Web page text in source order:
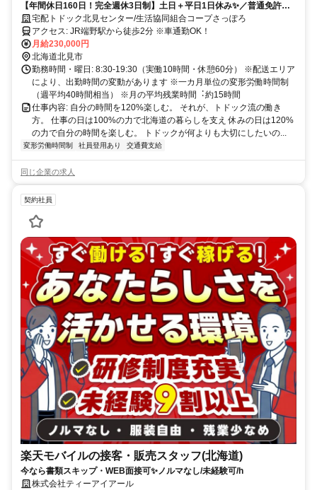
【年間休日160日！完全週休3日制】土日＋平日1日休み✨／普通免許
（AT）×未経験OK！／2年ごとの自動昇給＆手厚い7週間研修あり！
宅配トドック北見センター/生活協同組合コープさっぽろ
アクセス: JR端野駅から徒歩2分 ※車通勤OK！
月給230,000円
北海道北見市
勤務時間・曜日: 8:30-19:30（実働10時間・休憩60分） ※配送エリア
により、出勤時間の変動があります ※⼀カ⽉単位の変形労働時間制
（週平均40時間相当） ※⽉の平均残業時間︓約15時間
仕事内容: 自分の時間を120%楽しむ。 それが、トドック流の働き
方。 仕事の日は100%の力で北海道の暮らしを支え 休みの日は120%
の力で自分の時間を楽しむ。 トドックが何よりも大切にしたいの...
変形労働時間制 社員登用あり 交通費支給
同じ企業の求人
契約社員
楽天モバイルの接客・販売スタッフ(北海道)
今なら書類スキップ・WEB面接可✨️ノルマなし/未経験可/h
株式会社ティーアイアール